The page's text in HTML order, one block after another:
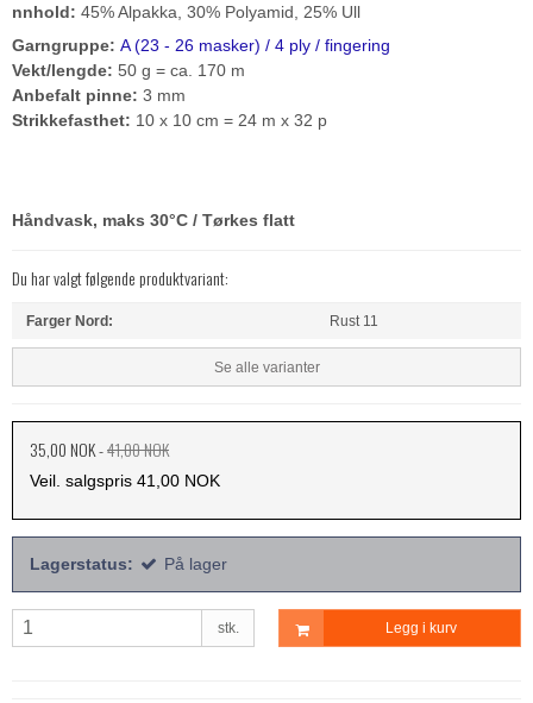
nnhold: 45% Alpakka, 30% Polyamid, 25% Ull
Garngruppe: A (23 - 26 masker) / 4 ply / fingering
Vekt/lengde: 50 g = ca. 170 m
Anbefalt pinne: 3 mm
Strikkefasthet: 10 x 10 cm = 24 m x 32 p
Håndvask, maks 30°C / Tørkes flatt
Du har valgt følgende produktvariant:
Farger Nord: Rust 11
Se alle varianter
35,00 NOK-41,00 NOK
Veil. salgspris 41,00 NOK
Lagerstatus: På lager
stk. Legg i kurv